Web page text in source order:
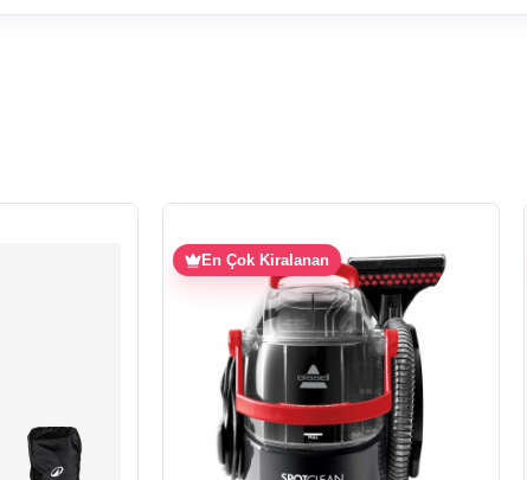
En Çok Kiralanan